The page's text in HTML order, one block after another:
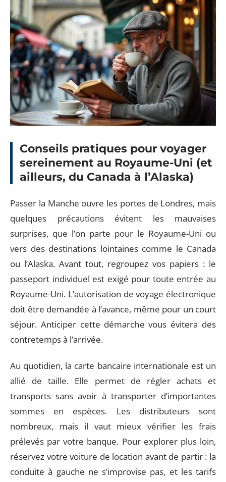
Conseils pratiques pour voyager
sereinement au Royaume-Uni (et
ailleurs, du Canada à l’Alaska)
Passer la Manche ouvre les portes de Londres, mais
quelques précautions évitent les mauvaises
surprises, que l’on parte pour le Royaume-Uni ou
vers des destinations lointaines comme le Canada
ou l’Alaska. Avant tout, regroupez vos papiers : le
passeport individuel est exigé pour toute entrée au
Royaume-Uni. L’autorisation de voyage électronique
doit être demandée à l’avance, même pour un court
séjour. Anticiper cette démarche vous évitera des
contretemps à l’arrivée.
Au quotidien, la carte bancaire internationale est un
allié de taille. Elle permet de régler achats et
transports sans avoir à transporter d’importantes
sommes en espèces. Les distributeurs sont
nombreux, mais il vaut mieux vérifier les frais
prélevés par votre banque. Pour explorer plus loin,
réservez votre voiture de location avant de partir : la
conduite à gauche ne s’improvise pas, et les tarifs